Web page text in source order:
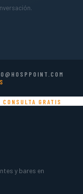
CONSULTA GRATIS
y bares en